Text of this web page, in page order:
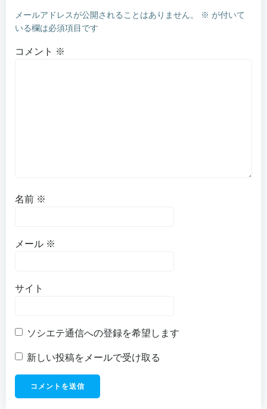
メールアドレスが公開されることはありません。 ※ が付いて
いる欄は必須項目です
コメント ※
名前 ※
メール ※
サイト
ソシエテ通信への登録を希望します
新しい投稿をメールで受け取る